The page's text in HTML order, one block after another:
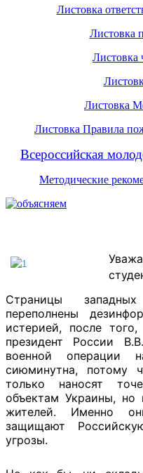
Листовка
Листовка
Листовка
Листовка
Листовка Правила
Всероссийская
Методические
Страницы
переполнены
истерией, после
президент России
военной операции
сиюминутна, потому
только наносят
объектам Украины,
жителей. Именно
защищают
угрозы.